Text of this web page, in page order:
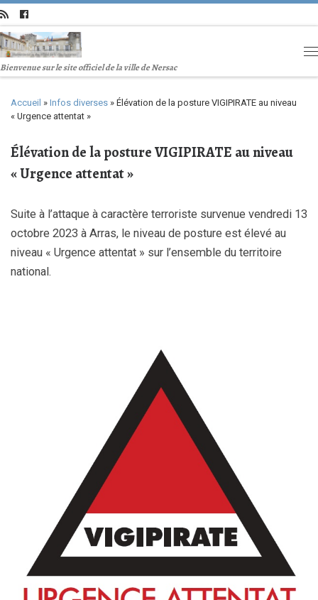
Bienvenue sur le site officiel de la ville de Nersac
Accueil » Infos diverses » Élévation de la posture VIGIPIRATE au niveau
« Urgence attentat »
Élévation de la posture VIGIPIRATE au niveau
« Urgence attentat »
Suite à l’attaque à caractère terroriste survenue vendredi 13
octobre 2023 à Arras, le niveau de posture est élevé au
niveau « Urgence attentat » sur l’ensemble du territoire
national.